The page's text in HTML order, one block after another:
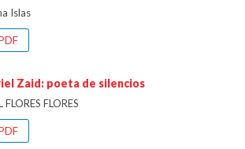
Islas
Zaid: poeta de silencios
FLORES FLORES